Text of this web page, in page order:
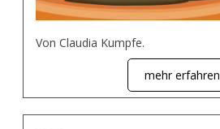
Von Claudia Kumpfe.
mehr erfahren